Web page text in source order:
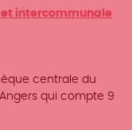
intercommunale
centrale du
qui compte 9